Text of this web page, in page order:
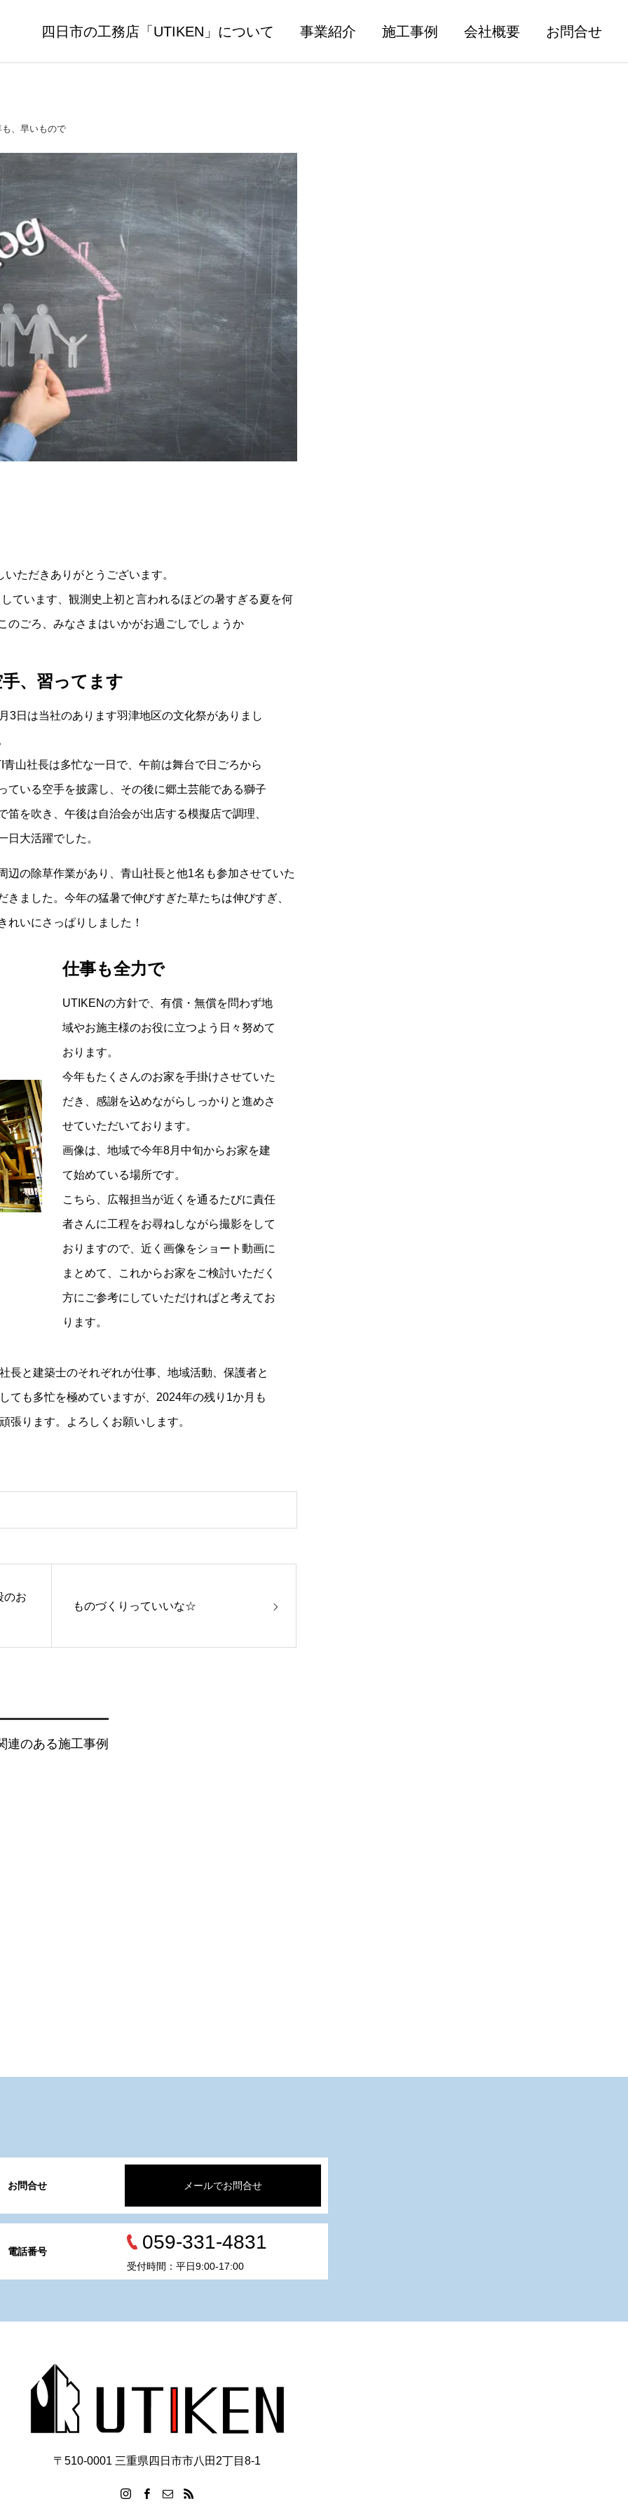
四日市の工務店「UTIKEN」について 事業紹介 施工事例 会社概要 お問合せ
も、早いもので
ただきありがとうございます。
ています、観測史上初と言われるほどの暑すぎる夏を何
のごろ、みなさまはいかがお過ごしでしょうか
、習ってます
3日は当社のあります羽津地区の文化祭がありまし
青山社長は多忙な一日で、午前は舞台で日ごろから
ている空手を披露し、その後に郷土芸能である獅子
笛を吹き、午後は自治会が出店する模擬店で調理、
日大活躍でした。
辺の除草作業があり、青山社長と他1名も参加させていた
ました。今年の猛暑で伸びすぎた草たちは伸びすぎ、
れいにさっぱりしました！
仕事も全力で
UTIKENの方針で、有償・無償を問わず地
域やお施主様のお役に立つよう日々努めて
おります。
今年もたくさんのお家を手掛けさせていた
だき、感謝を込めながらしっかりと進めさ
せていただいております。
画像は、地域で今年8月中旬からお家を建
て始めている場所です。
こちら、広報担当が近くを通るたびに責任
者さんに工程をお尋ねしながら撮影をして
おりますので、近く画像をショート動画に
まとめて、これからお家をご検討いただく
方にご参考にしていただければと考えてお
ります。
長と建築士のそれぞれが仕事、地域活動、保護者と
ても多忙を極めていますが、2024年の残り1か月も
張ります。よろしくお願いします。
のお
ものづくりっていいな☆
連のある施工事例
お問合せ メールでお問合せ
電話番号 059-331-4831
受付時間：平日9:00-17:00
〒510-0001 三重県四日市市八田2丁目8‐1